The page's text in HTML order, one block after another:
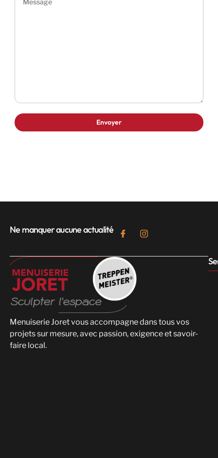
Ne manquer aucune actualité
Menuiserie Joret vous accompagne dans tous vos
projets sur mesure, avec passion, exigence et savoir-
faire local.